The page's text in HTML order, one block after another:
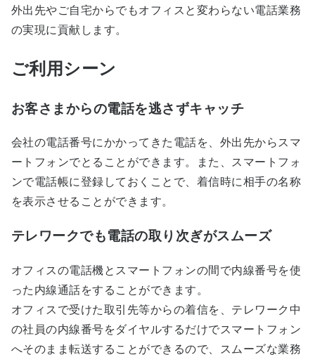
外出先やご自宅からでもオフィスと変わらない電話業務
の実現に貢献します。
ご利用シーン
お客さまからの電話を逃さずキャッチ
会社の電話番号にかかってきた電話を、外出先からスマ
ートフォンでとることができます。また、スマートフォ
ンで電話帳に登録しておくことで、着信時に相手の名称
を表示させることができます。
テレワークでも電話の取り次ぎがスムーズ
オフィスの電話機とスマートフォンの間で内線番号を使
った内線通話をすることができます。
オフィスで受けた取引先等からの着信を、テレワーク中
の社員の内線番号をダイヤルするだけでスマートフォン
へそのまま転送することができるので、スムーズな業務